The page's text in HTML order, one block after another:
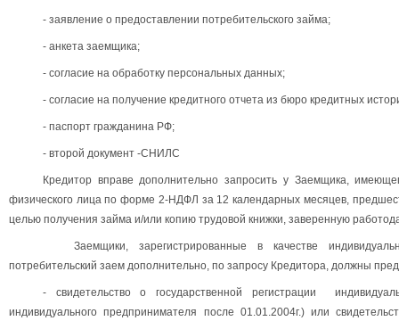
- заявление о предоставлении потребительского займа;
- анкета заемщика;
- согласие на обработку персональных данных;
- согласие на получение кредитного отчета из бюро кредитных
- паспорт гражданина РФ;
- второй документ -СНИЛС
Кредитор вправе дополнительно запросить у Заемщика,
физического лица по форме 2-НДФЛ за 12 календарных месяцев,
целью получения займа и/или копию трудовой книжки, заверенную
Заемщики, зарегистрированные в качестве
потребительский заем дополнительно, по запросу Кредитора, должны
- свидетельство о государственной регистрации
индивидуального предпринимателя после 01.01.2004г.) или